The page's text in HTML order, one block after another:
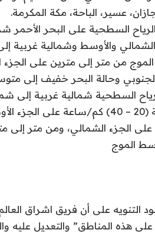
عسير، الباحة، مكة المكرمة.
الموج من متر إلى مترين على
وحالة البحر خفيف إلى
على الجزء الشمالي وبسرعة (20 – 40)
الجزء الشمالي، ومن متر إلى
الموج
التنويه على أن فريق اشراق
على هذه المناطق” والتعديل